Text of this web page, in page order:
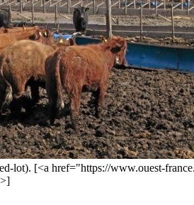
lot). [<a href="https://www.ouest-